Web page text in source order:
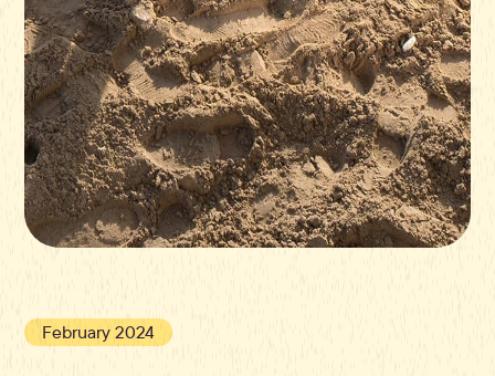
February 2024